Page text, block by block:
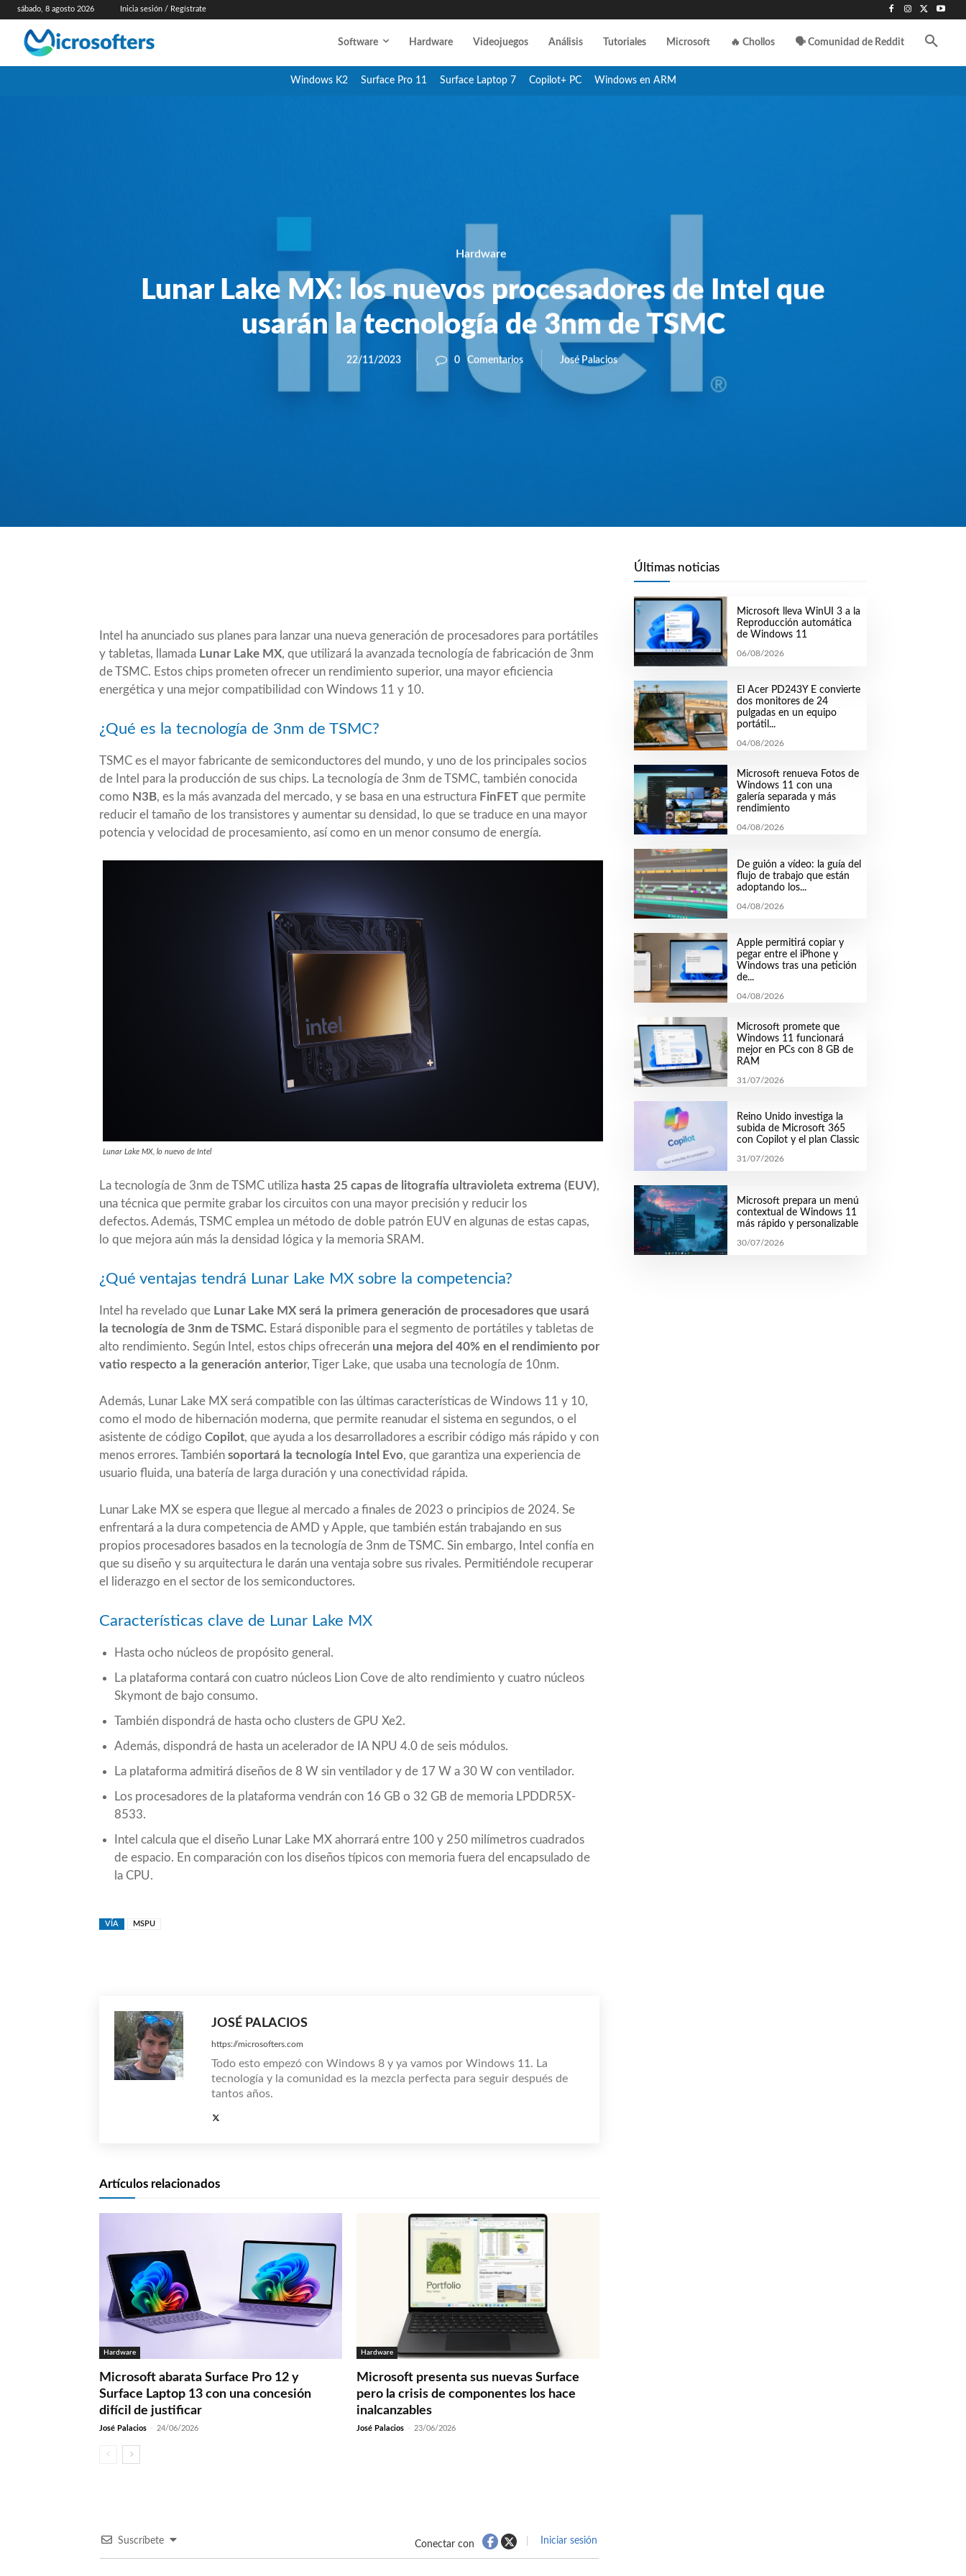
sábado, 8 agosto 2026 Inicia sesión / Regístrate
Software Hardware Videojuegos Análisis Tutoriales Microsoft 🔥 Chollos 🗣️ Comunidad de Reddit
Windows K2 Surface Pro 11 Surface Laptop 7 Copilot+ PC Windows en ARM
Hardware
Lunar Lake MX: los nuevos procesadores de Intel que
usarán la tecnología de 3nm de TSMC
22/11/2023 0 Comentarios José Palacios
Intel ha anunciado sus planes para lanzar una nueva generación de procesadores para portátiles
y tabletas, llamada Lunar Lake MX, que utilizará la avanzada tecnología de fabricación de 3nm
de TSMC. Estos chips prometen ofrecer un rendimiento superior, una mayor eficiencia
energética y una mejor compatibilidad con Windows 11 y 10.
¿Qué es la tecnología de 3nm de TSMC?
TSMC es el mayor fabricante de semiconductores del mundo, y uno de los principales socios
de Intel para la producción de sus chips. La tecnología de 3nm de TSMC, también conocida
como N3B, es la más avanzada del mercado, y se basa en una estructura FinFET que permite
reducir el tamaño de los transistores y aumentar su densidad, lo que se traduce en una mayor
potencia y velocidad de procesamiento, así como en un menor consumo de energía.
Lunar Lake MX, lo nuevo de Intel
La tecnología de 3nm de TSMC utiliza hasta 25 capas de litografía ultravioleta extrema (EUV),
una técnica que permite grabar los circuitos con una mayor precisión y reducir los
defectos. Además, TSMC emplea un método de doble patrón EUV en algunas de estas capas,
lo que mejora aún más la densidad lógica y la memoria SRAM.
¿Qué ventajas tendrá Lunar Lake MX sobre la competencia?
Intel ha revelado que Lunar Lake MX será la primera generación de procesadores que usará
la tecnología de 3nm de TSMC. Estará disponible para el segmento de portátiles y tabletas de
alto rendimiento. Según Intel, estos chips ofrecerán una mejora del 40% en el rendimiento por
vatio respecto a la generación anterior, Tiger Lake, que usaba una tecnología de 10nm.
Además, Lunar Lake MX será compatible con las últimas características de Windows 11 y 10,
como el modo de hibernación moderna, que permite reanudar el sistema en segundos, o el
asistente de código Copilot, que ayuda a los desarrolladores a escribir código más rápido y con
menos errores. También soportará la tecnología Intel Evo, que garantiza una experiencia de
usuario fluida, una batería de larga duración y una conectividad rápida.
Lunar Lake MX se espera que llegue al mercado a finales de 2023 o principios de 2024. Se
enfrentará a la dura competencia de AMD y Apple, que también están trabajando en sus
propios procesadores basados en la tecnología de 3nm de TSMC. Sin embargo, Intel confía en
que su diseño y su arquitectura le darán una ventaja sobre sus rivales. Permitiéndole recuperar
el liderazgo en el sector de los semiconductores.
Características clave de Lunar Lake MX
Hasta ocho núcleos de propósito general.
La plataforma contará con cuatro núcleos Lion Cove de alto rendimiento y cuatro núcleos
Skymont de bajo consumo.
También dispondrá de hasta ocho clusters de GPU Xe2.
Además, dispondrá de hasta un acelerador de IA NPU 4.0 de seis módulos.
La plataforma admitirá diseños de 8 W sin ventilador y de 17 W a 30 W con ventilador.
Los procesadores de la plataforma vendrán con 16 GB o 32 GB de memoria LPDDR5X-
8533.
Intel calcula que el diseño Lunar Lake MX ahorrará entre 100 y 250 milímetros cuadrados
de espacio. En comparación con los diseños típicos con memoria fuera del encapsulado de
la CPU.
VÍA MSPU
JOSÉ PALACIOS
https://microsofters.com
Todo esto empezó con Windows 8 y ya vamos por Windows 11. La
tecnología y la comunidad es la mezcla perfecta para seguir después de
tantos años.
Artículos relacionados
Hardware
Microsoft abarata Surface Pro 12 y
Surface Laptop 13 con una concesión
difícil de justificar
José Palacios - 24/06/2026
Hardware
Microsoft presenta sus nuevas Surface
pero la crisis de componentes los hace
inalcanzables
José Palacios - 23/06/2026
Suscríbete Conectar con Iniciar sesión
Últimas noticias
Microsoft lleva WinUI 3 a la
Reproducción automática
de Windows 11
06/08/2026
El Acer PD243Y E convierte
dos monitores de 24
pulgadas en un equipo
portátil...
04/08/2026
Microsoft renueva Fotos de
Windows 11 con una
galería separada y más
rendimiento
04/08/2026
De guión a vídeo: la guía del
flujo de trabajo que están
adoptando los...
04/08/2026
Apple permitirá copiar y
pegar entre el iPhone y
Windows tras una petición
de...
04/08/2026
Microsoft promete que
Windows 11 funcionará
mejor en PCs con 8 GB de
RAM
31/07/2026
Reino Unido investiga la
subida de Microsoft 365
con Copilot y el plan Classic
31/07/2026
Microsoft prepara un menú
contextual de Windows 11
más rápido y personalizable
30/07/2026